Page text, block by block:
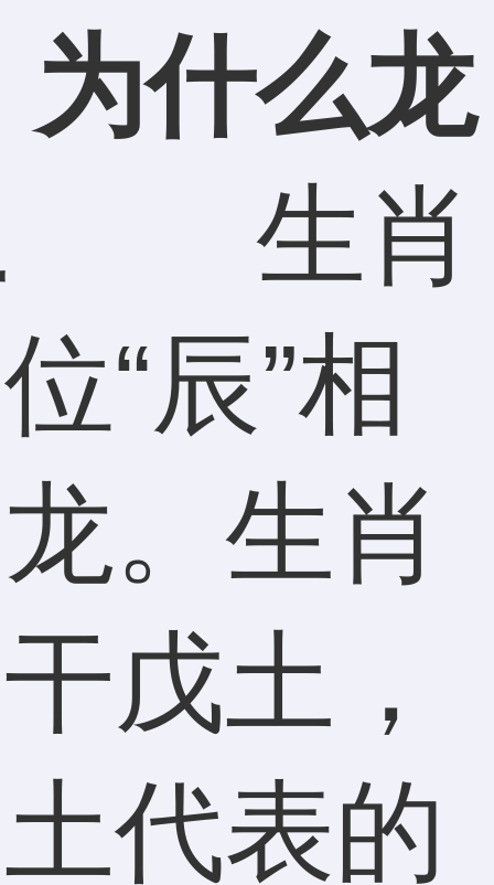
么龙
生肖
“辰”相
。生肖
戊土，
代表的